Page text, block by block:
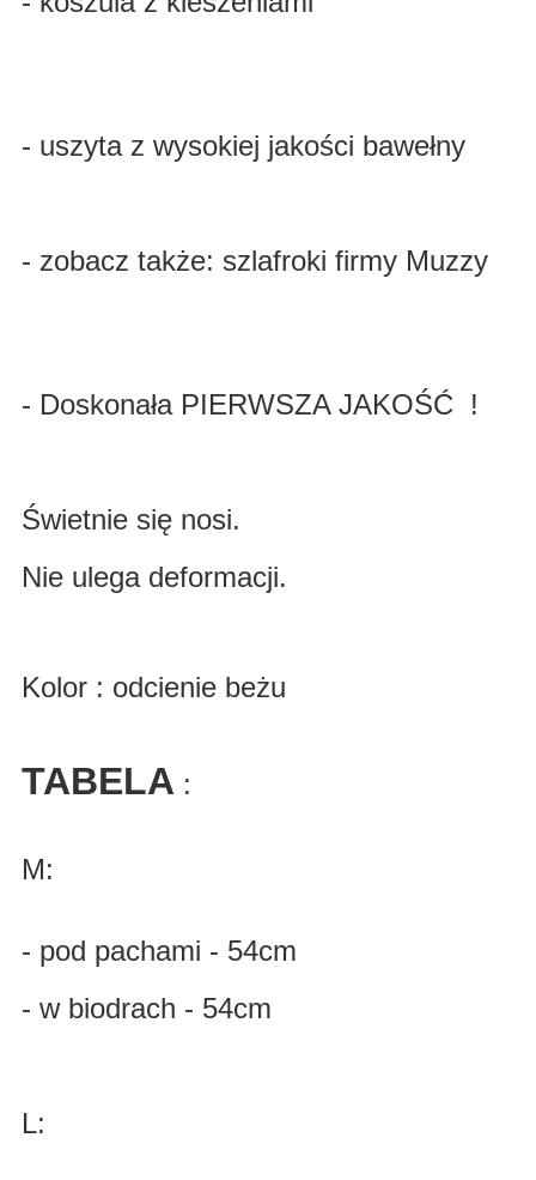
- uszyta z wysokiej jakości bawełny
- zobacz także: szlafroki firmy Muzzy
- Doskonała PIERWSZA JAKOŚĆ !
Świetnie się nosi.
Nie ulega deformacji.
Kolor : odcienie beżu
TABELA :
M:
- pod pachami - 54cm
- w biodrach - 54cm
L: